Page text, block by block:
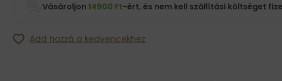
Vásároljon 14900 Ft-ért, és nem kell szállítási költséget
Add hozzá a kedvencekhez